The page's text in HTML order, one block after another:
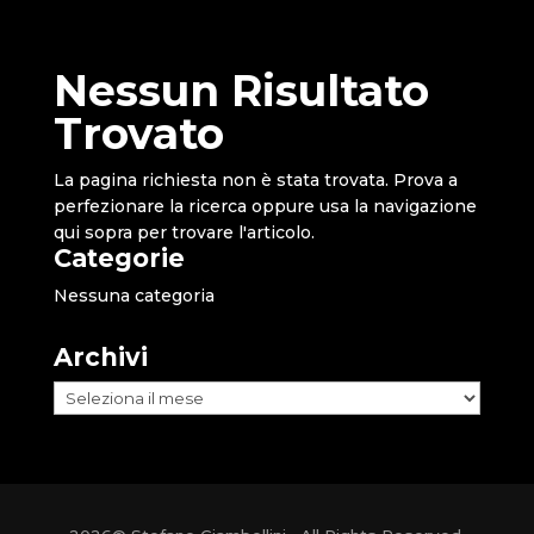
Nessun Risultato
Trovato
La pagina richiesta non è stata trovata. Prova a
perfezionare la ricerca oppure usa la navigazione
qui sopra per trovare l'articolo.
Categorie
Nessuna categoria
Archivi
Archivi